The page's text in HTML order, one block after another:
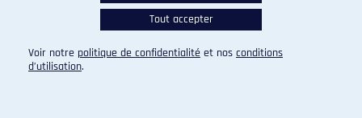
© 2026 Carabins de l'Université de Montréal. Tous droits
réservés.
Paramètres des témoins
Tout accepter
Voir notre politique de confidentialité et nos conditions
d’utilisation.